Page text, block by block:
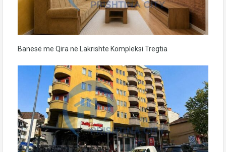
Banesë me Qira në Lakrishte Kompleksi Tregtia